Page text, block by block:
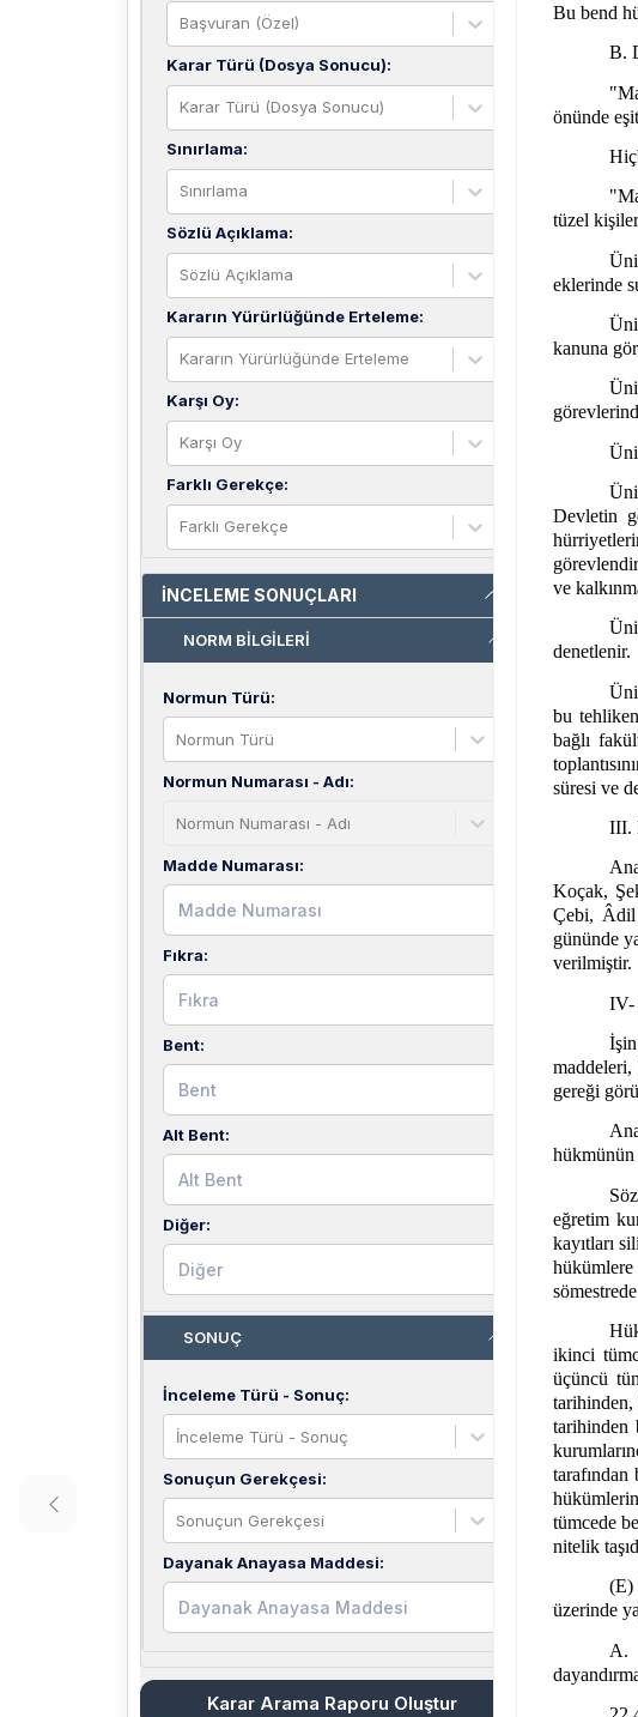
Başvuran (Özel)
Karar Türü (Dosya Sonucu):
Karar Türü (Dosya Sonucu)
Sınırlama:
Sınırlama
Sözlü Açıklama:
Sözlü Açıklama
Kararın Yürürlüğünde Erteleme:
Kararın Yürürlüğünde Erteleme
Karşı Oy:
Karşı Oy
Farklı Gerekçe:
Farklı Gerekçe
İNCELEME SONUÇLARI
NORM BİLGİLERİ
Normun Türü:
Normun Türü
Normun Numarası - Adı:
Normun Numarası - Adı
Madde Numarası:
Fıkra:
Bent:
Alt Bent:
Diğer:
SONUÇ
İnceleme Türü - Sonuç:
İnceleme Türü - Sonuç
Sonuçun Gerekçesi:
Sonuçun Gerekçesi
Dayanak Anayasa Maddesi:
Karar Arama Raporu Oluştur